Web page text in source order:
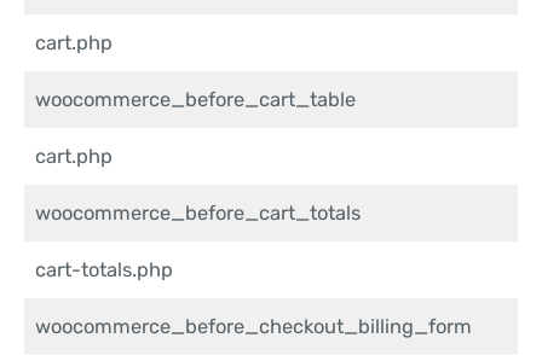
cart.php
woocommerce_before_cart_table
cart.php
woocommerce_before_cart_totals
cart-totals.php
woocommerce_before_checkout_billing_form